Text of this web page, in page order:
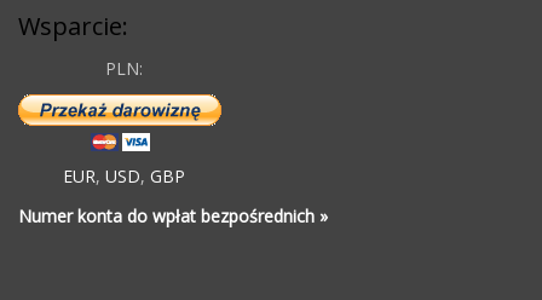
Wsparcie:
PLN:
EUR, USD, GBP
Numer konta do wpłat bezpośrednich »